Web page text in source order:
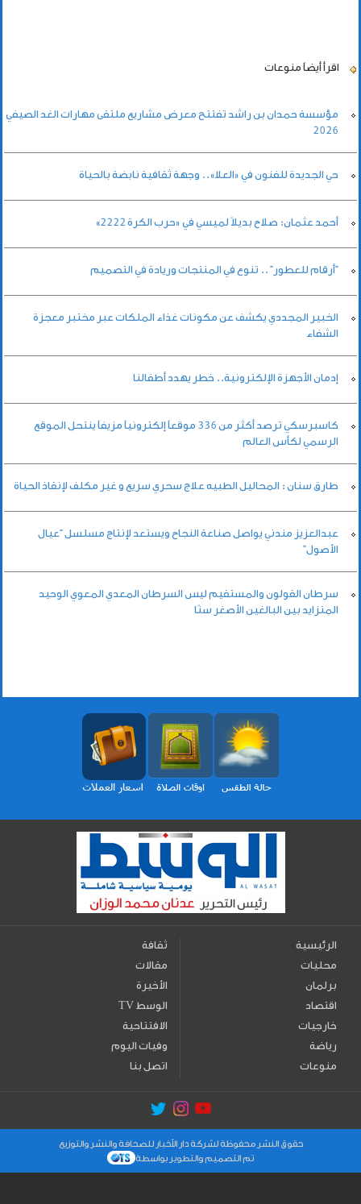
اقرأ أيضاً منوعات
مؤسسة حمدان بن راشد تفتتح معرض مشاريع ملتقى مهارات الغد الصيفي
2026
حي الجديدة للفنون في «العلا».. وجهة ثقافية نابضة بالحياة
أحمد عثمان: صلاح بديلاً لميسي في «حرب الكرة 2222»
"أرقام للعطور" .. تنوع في المنتجات وريادة في التصميم
الخبير المجددي يكشف عن مكونات غذاء الملكات عبر مختبر معجزة
الشفاء
إدمان الأجهزة الإلكترونية.. خطر يهدد أطفالنا
كاسبرسكي ترصد أكثر من 336 موقعاً إلكترونياً مزيفاً ينتحل الموقع
الرسمي لكأس العالم
طارق سنان : المحاليل الطبيه علاج سحري سريع و غير مكلف لإنقاذ الحياة
عبدالعزيز مندني يواصل صناعة النجاح ويستعد لإنتاج مسلسل “عيال
الأصول”
سرطان القولون والمستقيم ليس السرطان المعدي المعوي الوحيد
المتزايد بين البالغين الأصغر سنًا
الرئيسية
محليات
برلمان
اقتصاد
خارجيات
رياضة
منوعات
ثقافة
مقالات
الأخيرة
TV الوسط
الافتتاحية
وفيات اليوم
اتصل بنا
حقوق النشر محفوظة لشركة دار الأخبار للصحافة والنشر والتوزيع
تم التصميم والتطوير بواسطة